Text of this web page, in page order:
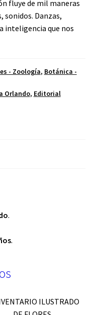
fluye de mil maneras
sonidos. Danzas,
inteligencia que nos
- Zoología, Botánica -
Orlando, Editorial
.
.